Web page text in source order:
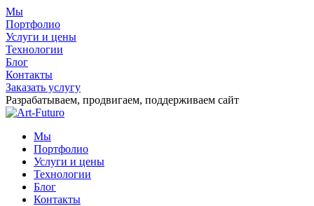
Мы
Портфолио
Услуги и цены
Технологии
Блог
Контакты
Заказать услугу
Разрабатываем, продвигаем, поддерживаем сайт
Мы
Портфолио
Услуги и цены
Технологии
Блог
Контакты